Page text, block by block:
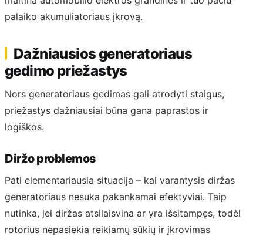
palaiko akumuliatoriaus įkrovą.
Dažniausios generatoriaus
gedimo priežastys
Nors generatoriaus gedimas gali atrodyti staigus,
priežastys dažniausiai būna gana paprastos ir
logiškos.
Diržo problemos
Pati elementariausia situacija – kai varantysis diržas
generatoriaus nesuka pakankamai efektyviai. Taip
nutinka, jei diržas atsilaisvina ar yra išsitampęs, todėl
rotorius nepasiekia reikiamų sūkių ir įkrovimas